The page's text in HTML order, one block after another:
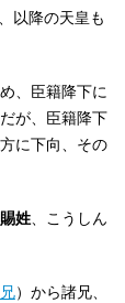
以降の天皇も
、臣籍降下に
が、臣籍降下
に下向、その
姓、こうしん
）から諸兄、